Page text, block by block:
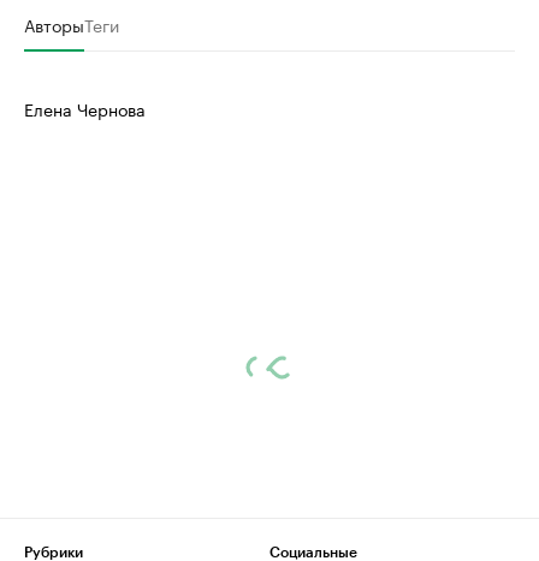
АвторыТеги
Елена Чернова
Рубрики
Социальные